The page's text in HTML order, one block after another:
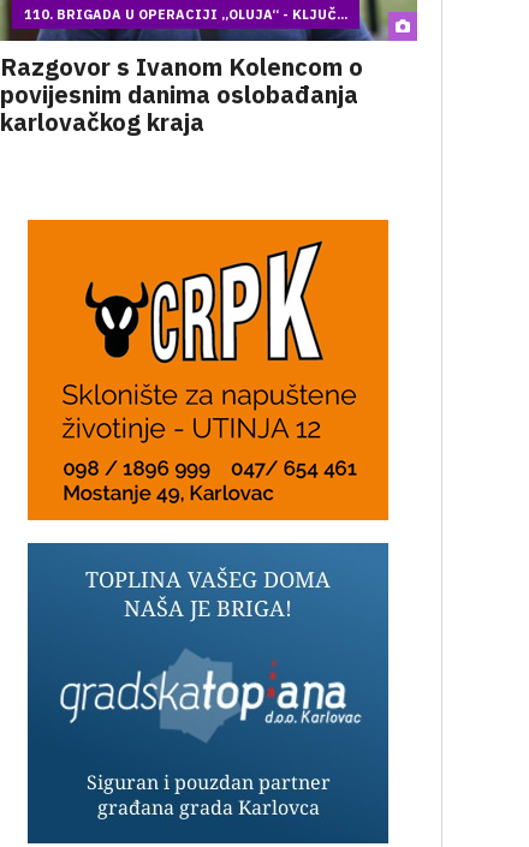
110. BRIGADA U OPERACIJI „OLUJA“ - KLJUČ...
Razgovor s Ivanom Kolencom o
povijesnim danima oslobađanja
karlovačkog kraja